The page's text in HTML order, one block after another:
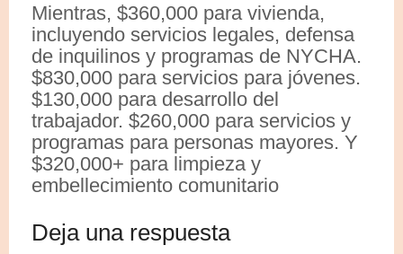
Mientras, $360,000 para vivienda,
incluyendo servicios legales, defensa
de inquilinos y programas de NYCHA.
$830,000 para servicios para jóvenes.
$130,000 para desarrollo del
trabajador. $260,000 para servicios y
programas para personas mayores. Y
$320,000+ para limpieza y
embellecimiento comunitario
Deja una respuesta